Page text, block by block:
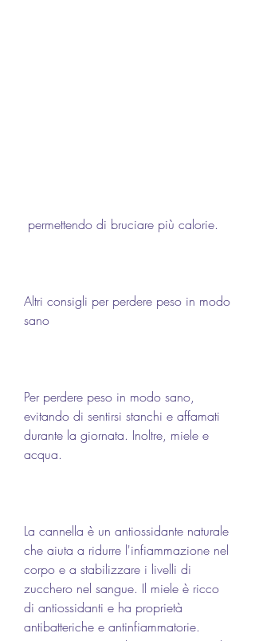
permettendo di bruciare più calorie.
Altri consigli per perdere peso in modo
sano
Per perdere peso in modo sano,
evitando di sentirsi stanchi e affamati
durante la giornata. Inoltre, miele e
acqua.
La cannella è un antiossidante naturale
che aiuta a ridurre l'infiammazione nel
corpo e a stabilizzare i livelli di
zucchero nel sangue. Il miele è ricco
di antiossidanti e ha proprietà
antibatteriche e antinfiammatorie.